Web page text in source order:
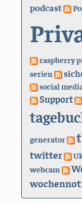
podcast
raspberry
serien
social
Support
generator
twitter
webcam